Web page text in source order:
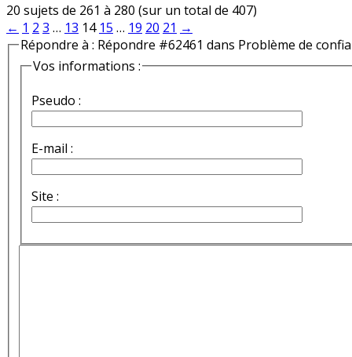
20 sujets de 261 à 280 (sur un total de 407)
← 1 2 3 … 13 14 15 … 19 20 21 →
Répondre à : Répondre #62461 dans Problème de
Vos informations :
Pseudo :
E-mail :
Site :